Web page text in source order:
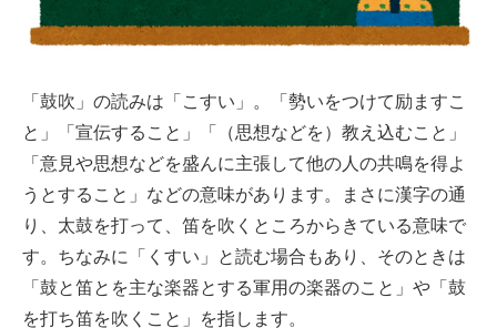
「鼓吹」の読みは「こすい」。「勢いをつけて励ますこ
と」「宣伝すること」「（思想などを）教え込むこと」
「意見や思想などを盛んに主張して他の人の共鳴を得よ
うとすること」などの意味があります。まさに漢字の通
り、太鼓を打って、笛を吹くところからきている意味で
す。ちなみに「くすい」と読む場合もあり、そのときは
「鼓と笛とを主な楽器とする軍用の楽器のこと」や「鼓
を打ち笛を吹くこと」を指します。